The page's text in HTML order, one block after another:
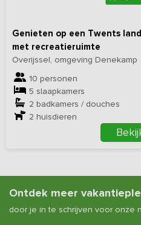
Genieten op een Twents
met recreatieruimte
Overijssel, omgeving Denekamp
10 personen
5 slaapkamers
2 badkamers / douches
2 huisdieren
Ontdek meer
door je in te schrijven voor onze